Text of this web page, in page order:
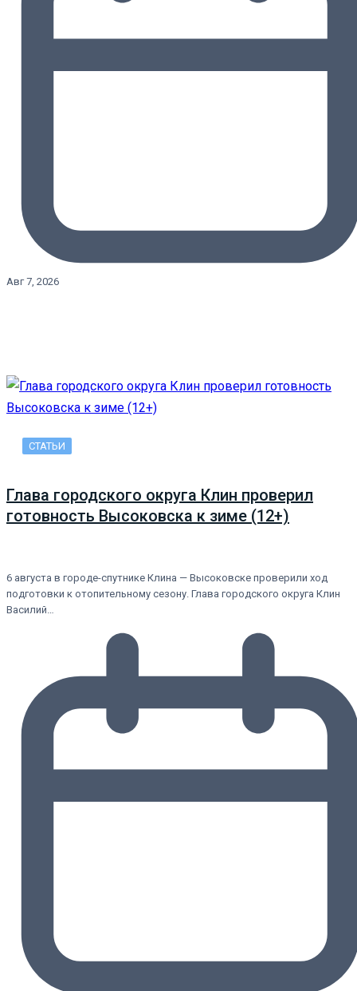
Авг 7, 2026
СТАТЬИ
Глава городского округа Клин проверил
готовность Высоковска к зиме (12+)
6 августа в городе-спутнике Клина — Высоковске проверили ход
подготовки к отопительному сезону. Глава городского округа Клин
Василий…